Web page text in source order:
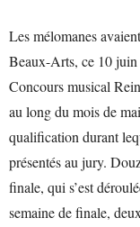
Les mélomanes
Beaux-Arts, ce 10 juin
Concours musical
au long du mois de
qualification durant
présentés au jury.
finale, qui s’est
semaine de finale,